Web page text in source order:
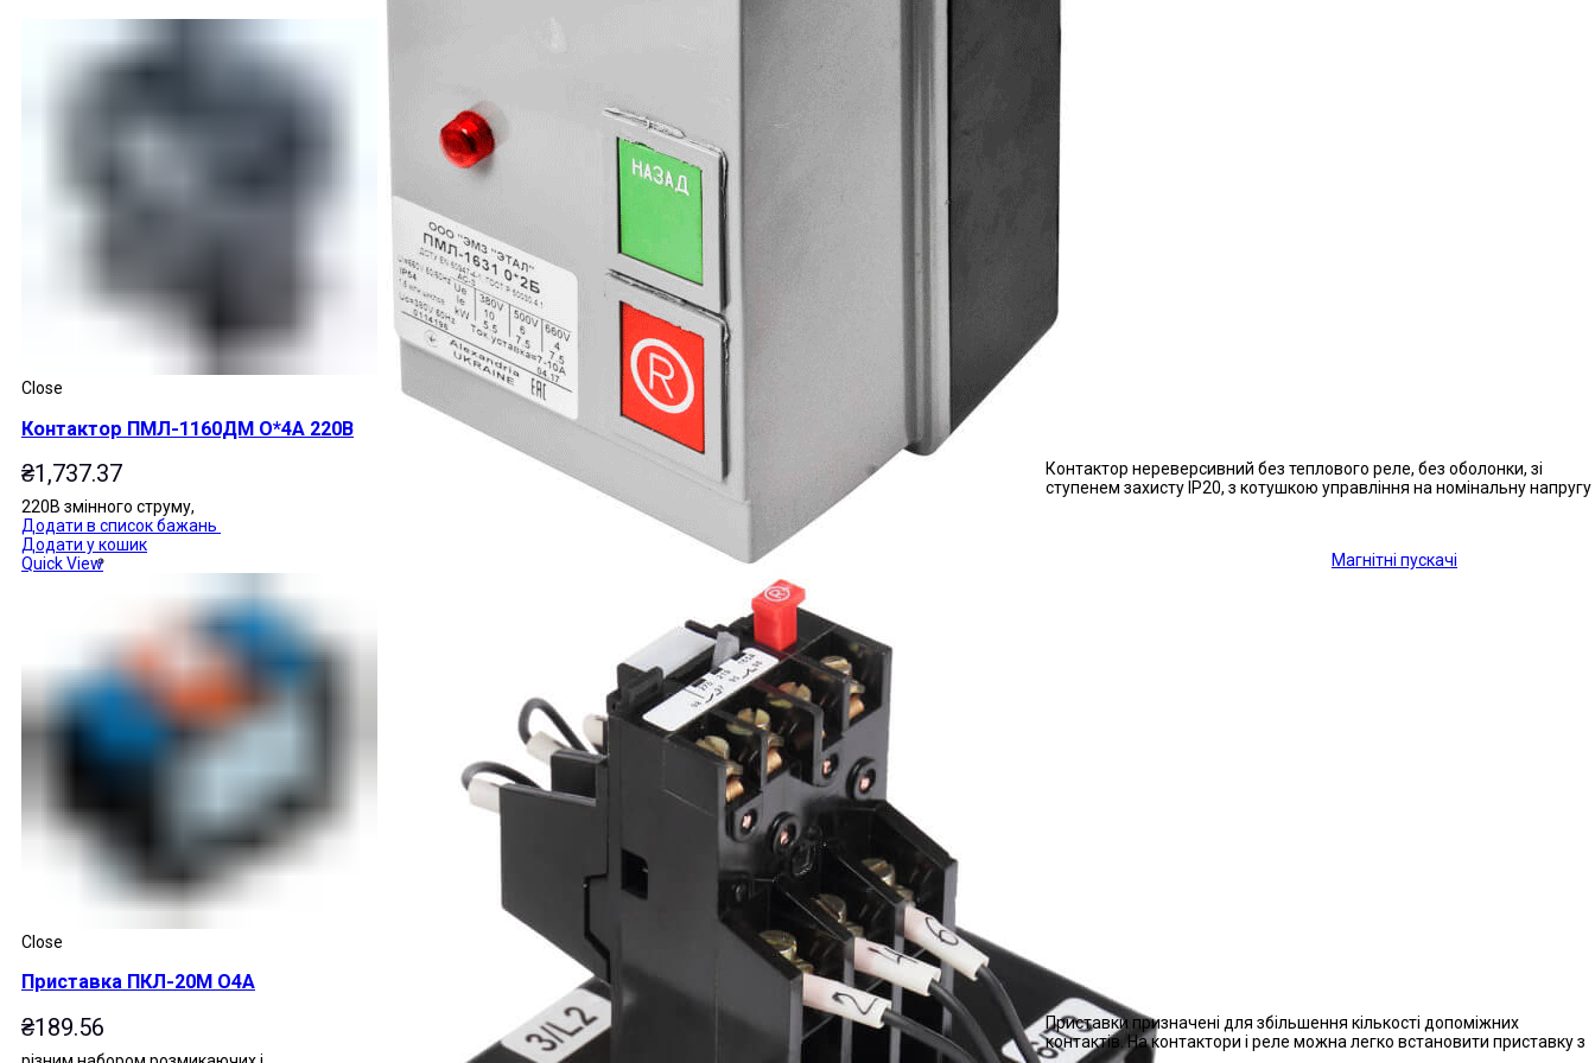
Магнітні пускачі
Close
Контактор ПМЛ-1160ДМ О*4А 220В
₴1,737.37
Контактор нереверсивний без теплового реле, без оболонки, зі
ступенем захисту IP20, з котушкою управління на номінальну напругу
220В змінного струму,
Додати в список бажань
Додати у кошик
Quick View
Close
Приставка ПКЛ-20М О4А
₴189.56
Приставки призначені для збільшення кількості допоміжних
контактів. На контактори і реле можна легко встановити приставку з